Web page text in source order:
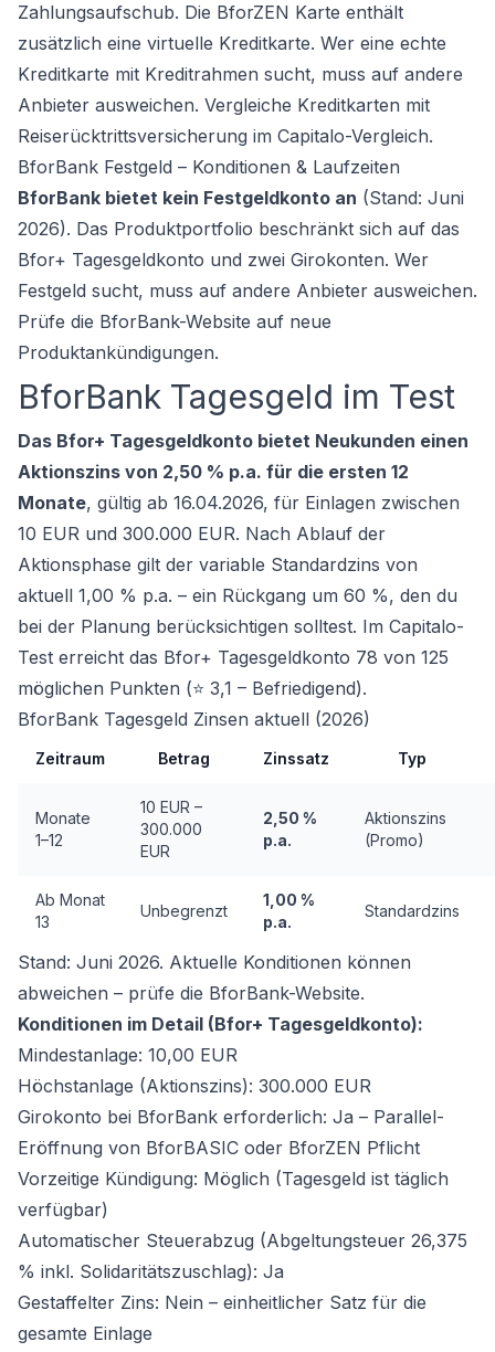
Zahlungsaufschub. Die BforZEN Karte enthält
zusätzlich eine virtuelle Kreditkarte. Wer eine echte
Kreditkarte mit Kreditrahmen sucht, muss auf andere
Anbieter ausweichen. Vergleiche Kreditkarten mit
Reiserücktrittsversicherung im Capitalo-Vergleich.
BforBank Festgeld – Konditionen & Laufzeiten
BforBank bietet kein Festgeldkonto an (Stand: Juni
2026). Das Produktportfolio beschränkt sich auf das
Bfor+ Tagesgeldkonto und zwei Girokonten. Wer
Festgeld sucht, muss auf andere Anbieter ausweichen.
Prüfe die BforBank-Website auf neue
Produktankündigungen.
BforBank Tagesgeld im Test
Das Bfor+ Tagesgeldkonto bietet Neukunden einen
Aktionszins von 2,50 % p.a. für die ersten 12
Monate, gültig ab 16.04.2026, für Einlagen zwischen
10 EUR und 300.000 EUR. Nach Ablauf der
Aktionsphase gilt der variable Standardzins von
aktuell 1,00 % p.a. – ein Rückgang um 60 %, den du
bei der Planung berücksichtigen solltest. Im Capitalo-
Test erreicht das Bfor+ Tagesgeldkonto 78 von 125
möglichen Punkten (⭐ 3,1 – Befriedigend).
BforBank Tagesgeld Zinsen aktuell (2026)
Zeitraum Betrag Zinssatz Typ
Monate
1–12
10 EUR –
300.000
EUR
2,50 %
p.a.
Aktionszins
(Promo)
Ab Monat
13
Unbegrenzt
1,00 %
p.a.
Standardzins
Stand: Juni 2026. Aktuelle Konditionen können
abweichen – prüfe die BforBank-Website.
Konditionen im Detail (Bfor+ Tagesgeldkonto):
Mindestanlage: 10,00 EUR
Höchstanlage (Aktionszins): 300.000 EUR
Girokonto bei BforBank erforderlich: Ja – Parallel-
Eröffnung von BforBASIC oder BforZEN Pflicht
Vorzeitige Kündigung: Möglich (Tagesgeld ist täglich
verfügbar)
Automatischer Steuerabzug (Abgeltungsteuer 26,375
% inkl. Solidaritätszuschlag): Ja
Gestaffelter Zins: Nein – einheitlicher Satz für die
gesamte Einlage